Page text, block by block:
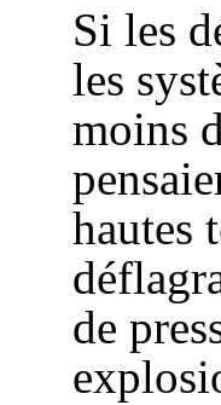
Si les
les
moins
hautes
de